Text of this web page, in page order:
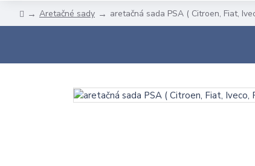
Aretačné sady aretačná sada PSA ( Citroen, Fiat,